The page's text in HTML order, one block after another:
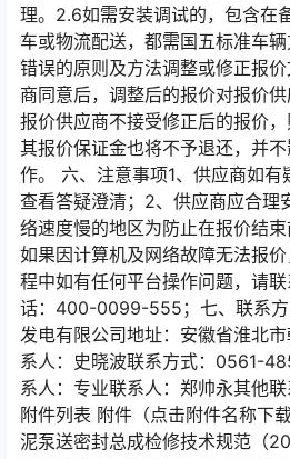
理。2.6如需安装调试的，包含在
车或物流配送，都需国五标准车
错误的原则及方法调整或修正报
商同意后，调整后的报价对报价
报价供应商不接受修正后的报价
其报价保证金也将不予退还，并
作。 六、注意事项1、供应商如
查看答疑澄清；2、供应商应合理
络速度慢的地区为防止在报价结束
如果因计算机及网络故障无法报
程中如有任何平台操作问题，请
话：400-0099-555；七、联系方
发电有限公司地址：安徽省淮北
系人：史晓波联系方式：0561-
系人：专业联系人：郑帅永其他
附件列表 附件（点击附件名称下
泥泵送密封总成检修技术规范（